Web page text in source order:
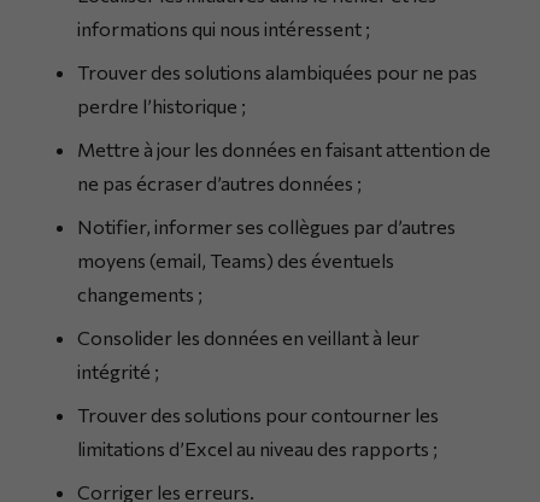
informations qui nous intéressent ;
Trouver des solutions alambiquées pour ne pas
perdre l’historique ;
Mettre à jour les données en faisant attention de
ne pas écraser d’autres données ;
Notifier, informer ses collègues par d’autres
moyens (email, Teams) des éventuels
changements ;
Consolider les données en veillant à leur
intégrité ;
Trouver des solutions pour contourner les
limitations d’Excel au niveau des rapports ;
Corriger les erreurs.